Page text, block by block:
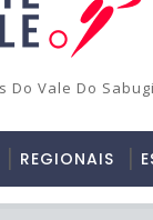
Do Vale Do Sabugi
REGIONAIS